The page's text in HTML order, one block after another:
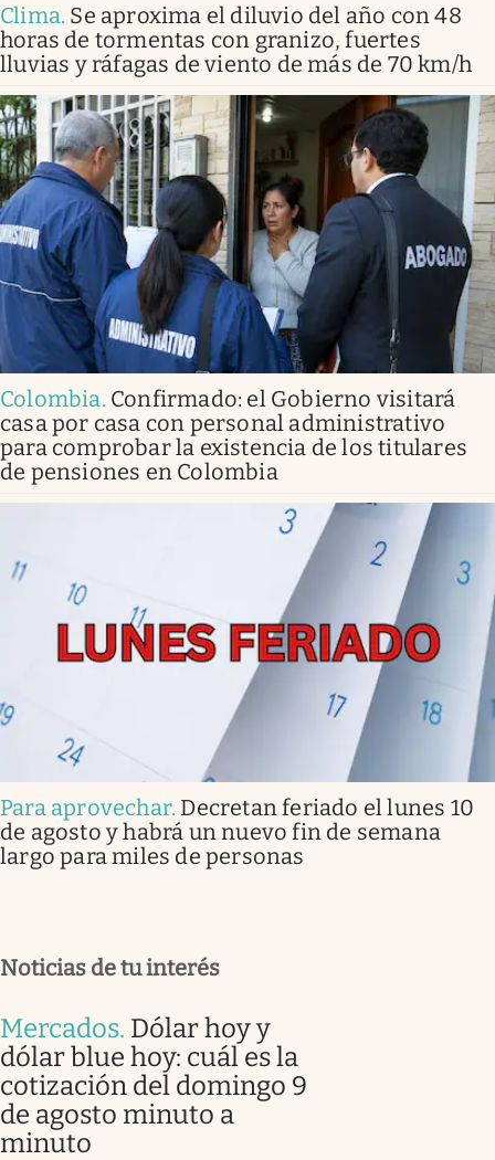
Clima. Se aproxima el diluvio del año con 48
horas de tormentas con granizo, fuertes
lluvias y ráfagas de viento de más de 70 km/h
Colombia. Confirmado: el Gobierno visitará
casa por casa con personal administrativo
para comprobar la existencia de los titulares
de pensiones en Colombia
Para aprovechar. Decretan feriado el lunes 10
de agosto y habrá un nuevo fin de semana
largo para miles de personas
Noticias de tu interés
Mercados. Dólar hoy y
dólar blue hoy: cuál es la
cotización del domingo 9
de agosto minuto a
minuto